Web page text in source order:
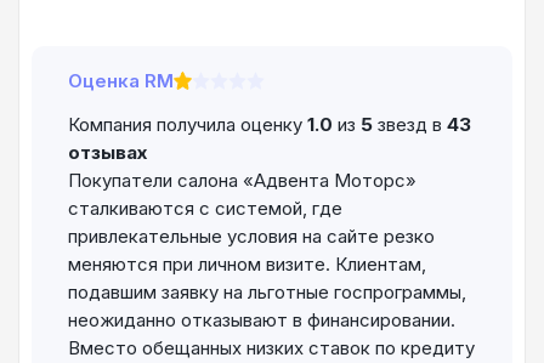
Оценка RM
Компания получила оценку 1.0 из 5 звезд в 43
отзывах
Покупатели салона «Адвента Моторс»
сталкиваются с системой, где
привлекательные условия на сайте резко
меняются при личном визите. Клиентам,
подавшим заявку на льготные госпрограммы,
неожиданно отказывают в финансировании.
Вместо обещанных низких ставок по кредиту